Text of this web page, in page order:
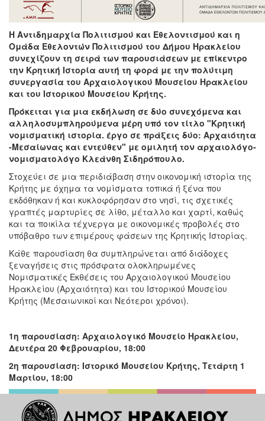
Η Αντιδημαρχία Πολιτισμού και Εθελοντισμού και η
Ομάδα Εθελοντών Πολιτισμού του Δήμου Ηρακλείου
συνεχίζουν τη σειρά των παρουσιάσεων με επίκεντρο
την Κρητική Ιστορία αυτή τη φορά με την πολύτιμη
συνεργασία του Αρχαιολογικού Μουσείου Ηρακλείου
και του Ιστορικού Μουσείου Κρήτης.
Πρόκειται για μια εκδήλωση σε δύο συνεχόμενα και
αλληλοσυμπληρούμενα μέρη υπό τον τίτλο "Κρητική
νομισματική ιστορία. έργο σε πράξεις δύο: Αρχαιότητα
-Μεσαίωνας και εντεύθεν" με ομιλητή τον αρχαιολόγο-
νομισματολόγο Κλεάνθη Σιδηρόπουλο.
Στοχεύει σε μια περιδιάβαση στην οικονομική ιστορία της
Κρήτης με όχημα τα νομίσματα τοπικά ή ξένα που
εκδόθηκαν ή και κυκλοφόρησαν στο νησί, τις σχετικές
γραπτές μαρτυρίες σε λίθο, μέταλλο και χαρτί, καθώς
και τα ποικίλα τέχνεργα με οικονομικές προβολές στο
υπόβαθρο των επιμέρους φάσεων της Κρητικής Ιστορίας.
Κάθε παρουσίαση θα συμπληρώνεται από διάδοχες
ξεναγήσεις στις πρόσφατα ολοκληρωμένες
Νομισματικές Εκθέσεις του Αρχαιολογικού Μουσείου
Ηρακλείου (Αρχαιότητα) και του Ιστορικού Μουσείου
Κρήτης (Μεσαιωνικοί και Νεότεροι χρόνοι).
1η παρουσίαση: Αρχαιολογικό Μουσείο Ηρακλείου,
Δευτέρα 20 Φεβρουαρίου, 18:00
2η παρουσίαση: Ιστορικό Μουσείου Κρήτης, Τετάρτη 1
Μαρτίου, 18:00